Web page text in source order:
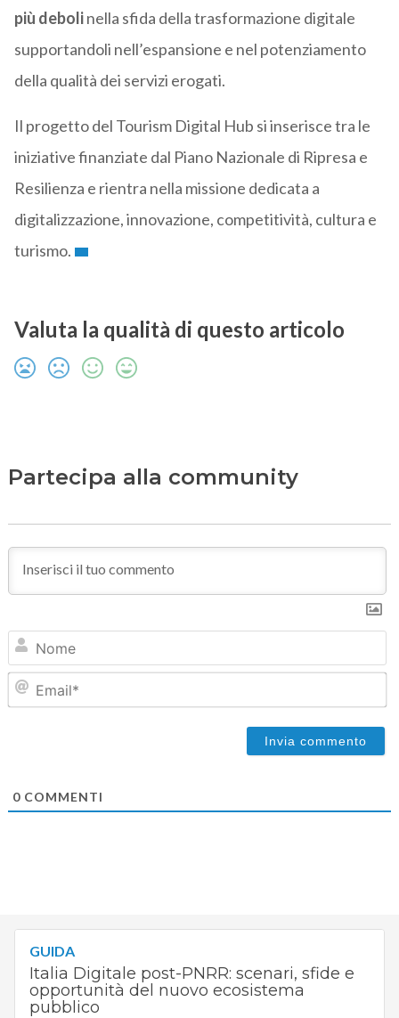
più debolinella sfida della trasformazione digitale
supportandoli nell’espansione e nel potenziamento
della qualità dei servizi erogati.
Il progetto del Tourism Digital Hub si inserisce tra le
iniziative finanziate dal Piano Nazionale di Ripresa e
Resilienza e rientra nella missione dedicata a
digitalizzazione, innovazione, competitività, cultura e
turismo.
Valuta la qualità di questo articolo
Partecipa alla community
0COMMENTI
GUIDA
Italia Digitale post-PNRR: scenari, sfide e
opportunità del nuovo ecosistema
pubblico